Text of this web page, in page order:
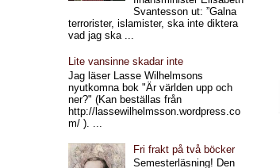
Svantesson ut: ”Galna
terrorister, islamister, ska inte diktera
vad jag ska ...
Lite vansinne skadar inte
Jag läser Lasse Wilhelmsons
nyutkomna bok "Är världen upp och
ner?" (Kan beställas från
http://lassewilhelmsson.wordpress.co
m/ ). ...
Fri frakt på två böcker
Semesterläsning! Den